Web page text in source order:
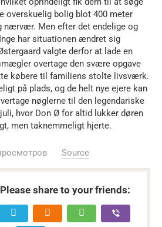
overskuelig bolig blot 400 meter
nærvær. Men efter det endelige og
har situationen ændret sig
valgte derfor at lade en
overtage den svære opgave
købere til familiens stolte livsværk.
på plads, og de helt nye ejere kan
nøglerne til den legendariske
hvor Don Ø for altid lukker døren
men taknemmeligt hjerte.
Source
share to your friends: